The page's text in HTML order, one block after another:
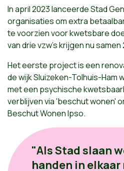
In april 2023 lanceerde Stad
organisaties om extra
te voorzien voor kwetsbare
van drie vzw's krijgen nu
Het eerste project is een
de wijk Sluizeken-Tolhuis-Ham
met een psychische
verblijven via 'beschut wonen'
Beschut Wonen Ipso.
"Als Stad slaan
handen in